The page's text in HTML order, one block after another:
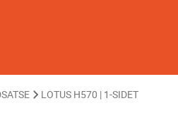
LOTUS H570 | 1-SIDET